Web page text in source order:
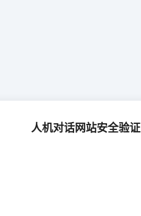
人机对话网站安全验证